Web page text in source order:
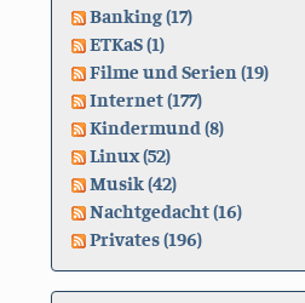
Banking (17)
ETKaS (1)
Filme und Serien (19)
Internet (177)
Kindermund (8)
Linux (52)
Musik (42)
Nachtgedacht (16)
Privates (196)